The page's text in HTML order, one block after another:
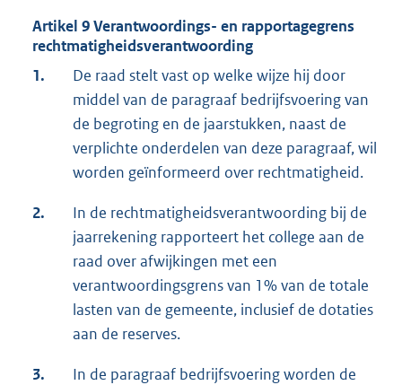
Artikel 9 Verantwoordings- en rapportagegrens
rechtmatigheidsverantwoording
1.
De raad stelt vast op welke wijze hij door
middel van de paragraaf bedrijfsvoering van
de begroting en de jaarstukken, naast de
verplichte onderdelen van deze paragraaf, wil
worden geïnformeerd over rechtmatigheid.
2.
In de rechtmatigheidsverantwoording bij de
jaarrekening rapporteert het college aan de
raad over afwijkingen met een
verantwoordingsgrens van 1% van de totale
lasten van de gemeente, inclusief de dotaties
aan de reserves.
3.
In de paragraaf bedrijfsvoering worden de